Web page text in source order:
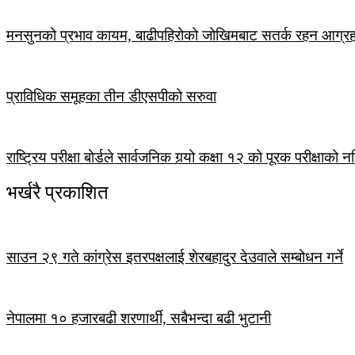
मनसुनको प्रभाव कायम, बाढीपहिरोको जोखिमबाट सतर्क रहन
प्राविधिक समूहका तीन डीएसपीको सरुवा
राष्ट्रिय परीक्षा बोर्डले सार्वजनिक गर्‍यो कक्षा १२ को पूरक परीक्षाको
भर्खरै प्रकाशित
साउन २९ गते कांग्रेस इतरपक्षलाई शेरबहादुर देउवाले सम्बोधन गर्ने
नेपालमा १० हजारबढी शरणार्थी, सबैभन्दा बढी भुटानी